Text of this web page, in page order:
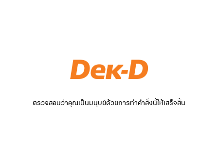
ตรวจสอบว่าคุณเป็นมนุษย์ด้วยการทำคำสั่งนี้ให้เสร็จสิ้น